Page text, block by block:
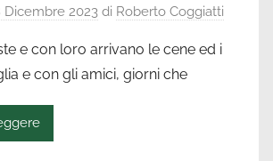
Dicembre 2023 di Roberto Coggiatti
e con loro arrivano le cene ed i
e con gli amici, giorni che